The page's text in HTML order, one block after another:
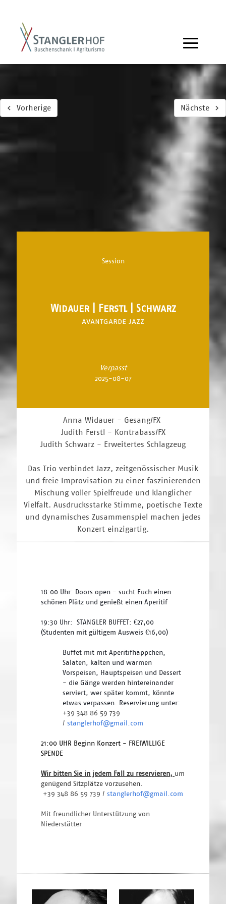
Vorherige Nächste
Session
Widauer | Ferstl | Schwarz
avantgarde jazz
Verpasst
2025-08-07
Anna Widauer - Gesang/FX
Judith Ferstl - Kontrabass/FX
Judith Schwarz - Erweitertes Schlagzeug
Das Trio verbindet Jazz, zeitgenössischer Musik
und freie Improvisation zu einer faszinierenden
Mischung voller Spielfreude und klanglicher
Vielfalt. Ausdrucksstarke Stimme, poetische Texte
und dynamisches Zusammenspiel machen jedes
Konzert einzigartig.
18:00 Uhr: Doors open - sucht Euch einen
schönen Plätz und genießt einen Aperitif
19:30 Uhr:  STANGLER BUFFET: €27,00
(Studenten mit gültigem Ausweis €16,00)
Buffet mit mit Aperitifhäppchen,
Salaten, kalten und warmen
Vorspeisen, Hauptspeisen und Dessert
- die Gänge werden hintereinander
serviert, wer später kommt, könnte
+39 348 86 59 739
/ stanglerhof@gmail.com
21:00 UHR Beginn Konzert - FREIWILLIGE
SPENDE
Wir bitten Sie in jedem Fall zu reservieren, um
genügend Sitzplätze vorzusehen.
+39 348 86 59 739 / stanglerhof@gmail.com
Mit freundlicher Unterstützung von
Niederstätter